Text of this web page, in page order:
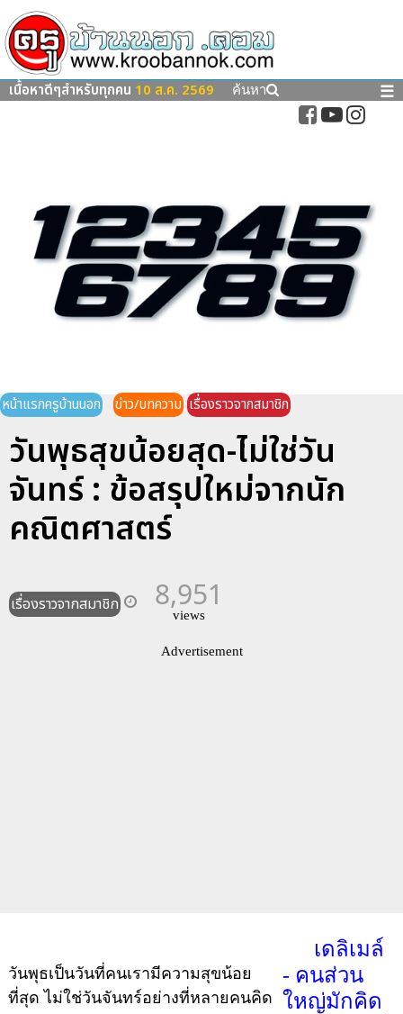
เนื้อหาดีๆสำหรับทุกคน 10 ส.ค. 2569 ค้นหา ☰
หน้าแรกครูบ้านนอก ข่าว/บทความ เรื่องราวจากสมาชิก
วันพุธสุขน้อยสุด-ไม่ใช่วัน
จันทร์ : ข้อสรุปใหม่จากนัก
คณิตศาสตร์
เรื่องราวจากสมาชิก 8,951
views
Advertisement
วันพุธเป็นวันที่คนเรามีความสุขน้อย
ที่สุด ไม่ใช่วันจันทร์อย่างที่หลายคนคิด
เดลิเมล์
- คนส่วน
ใหญ่มักคิด